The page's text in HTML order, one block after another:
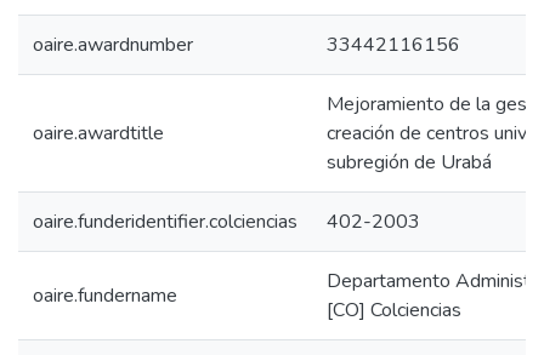
oaire.awardnumber 33442116156
oaire.awardtitle
Mejoramiento de la
creación de centros
subregión de Urabá
oaire.funderidentifier.colciencias 402-2003
oaire.fundername
Departamento
[CO] Colciencias